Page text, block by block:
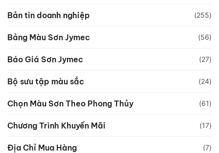
Bản tin doanh nghiệp (255)
Bảng Màu Sơn Jymec (56)
Báo Giá Sơn Jymec (27)
Bộ sưu tập màu sắc (24)
Chọn Màu Sơn Theo Phong Thủy (61)
Chương Trình Khuyến Mãi (17)
Địa Chỉ Mua Hàng (7)